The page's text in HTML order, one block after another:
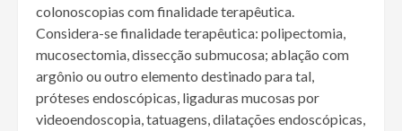
colonoscopias com finalidade terapêutica.
Considera-se finalidade terapêutica: polipectomia,
mucosectomia, dissecção submucosa; ablação com
argônio ou outro elemento destinado para tal,
próteses endoscópicas, ligaduras mucosas por
videoendoscopia, tatuagens, dilatações endoscópicas,